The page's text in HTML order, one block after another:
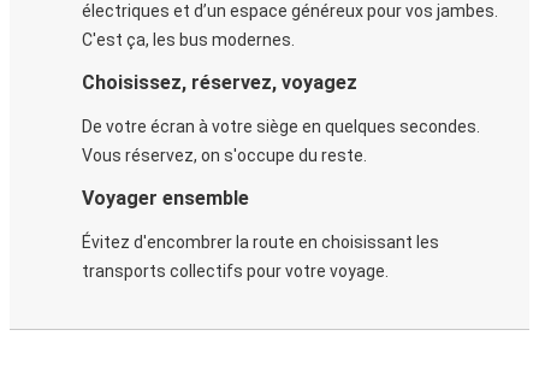
électriques et d’un espace généreux pour vos jambes.
C'est ça, les bus modernes.
Choisissez, réservez, voyagez
De votre écran à votre siège en quelques secondes.
Vous réservez, on s'occupe du reste.
Voyager ensemble
Évitez d'encombrer la route en choisissant les
transports collectifs pour votre voyage.